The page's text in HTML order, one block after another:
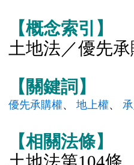
【概念索引】
土地法／優先
【關鍵詞】
優先承購權、 地上權、
【相關法條】